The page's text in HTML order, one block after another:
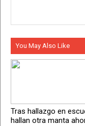
You May Also Like
Tras hallazgo en
hallan otra manta